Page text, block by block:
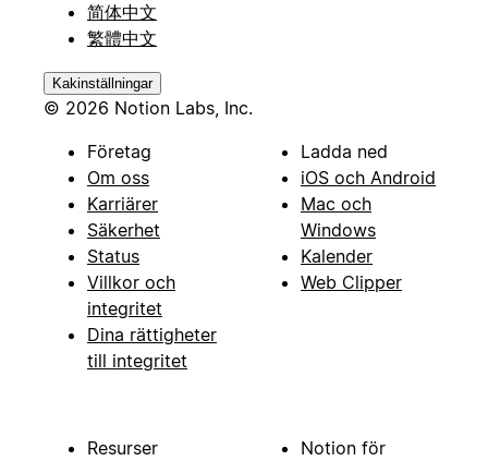
简体中文
繁體中文
Kakinställningar
© 2026 Notion Labs, Inc.
Företag
Om oss
Karriärer
Säkerhet
Status
Villkor och
integritet
Dina rättigheter
till integritet
Ladda ned
iOS och Android
Mac och
Windows
Kalender
Web Clipper
Resurser Notion för